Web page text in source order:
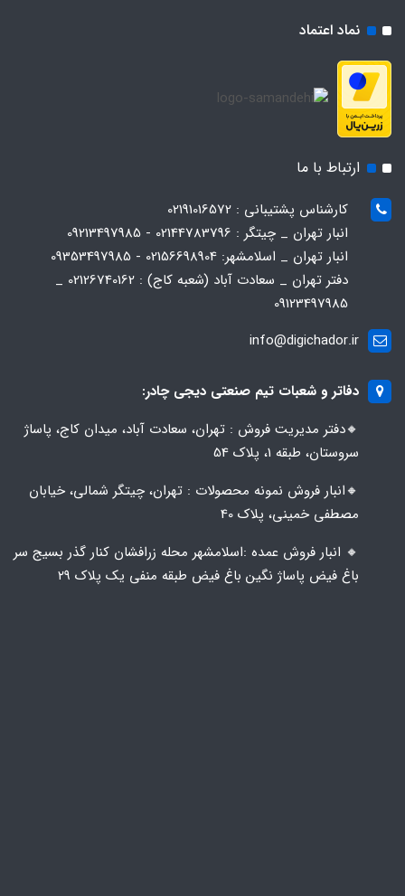
نماد اعتماد
ارتباط با ما
کارشناس پشتیبانی : 02191016572
انبار تهران _ چیتگر : 02144783796 - 09213497985
انبار تهران _ اسلامشهر: 02156698904 - 09353497985
دفتر تهران _ سعادت آباد (شعبه کاج) : 02126740162 _
09123497985
info@digichador.ir
دفاتر و شعبات تیم صنعتی دیجی چادر:
🔸️​​دفتر مدیریت فروش : تهران، سعادت آباد، میدان کاج، پاساژ
سروستان، طبقه 1، پلاک 54
🔸️​​انبار فروش نمونه محصولات : تهران، چیتگر شمالی، خیابان
مصطفی خمینی، پلاک 40
🔸️ انبار فروش عمده :اسلامشهر محله زرافشان کنار گذر بسیج سر
باغ فیض پاساژ نگین باغ فیض طبقه منفی یک پلاک ۲۹